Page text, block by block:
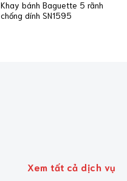
Khay bánh Baguette 5 rãnh
chống dính SN1595
Xem tất cả dịch vụ